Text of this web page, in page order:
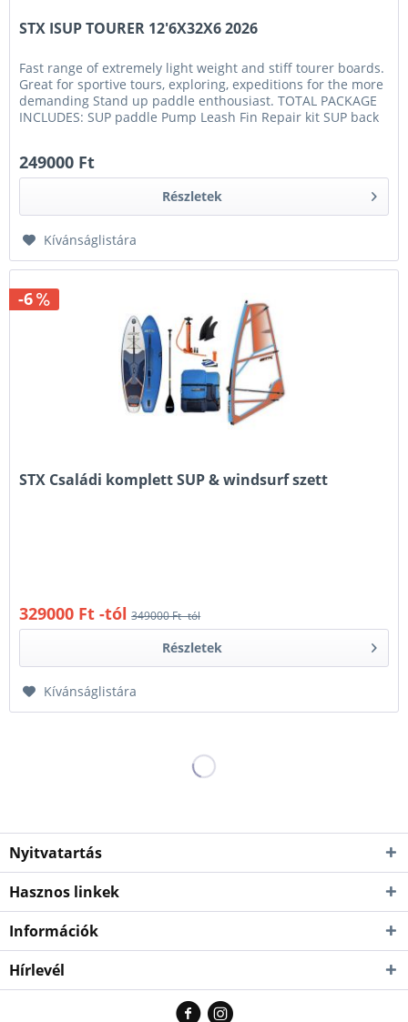
STX ISUP TOURER 12'6X32X6 2026
Fast range of extremely light weight and stiff tourer boards.
Great for sportive tours, exploring, expeditions for the more
demanding Stand up paddle enthousiast. TOTAL PACKAGE
INCLUDES: SUP paddle Pump Leash Fin Repair kit SUP back
249000 Ft
Részletek
Kívánságlistára
-6
STX Családi komplett SUP & windsurf szett
329000 Ft -tól 349000 Ft -tól
Részletek
Kívánságlistára
Nyitvatartás
Hasznos linkek
Információk
Hírlevél